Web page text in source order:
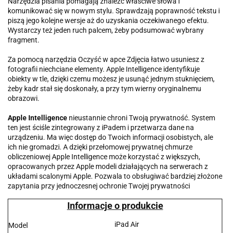
komunikować się w nowym stylu. Sprawdzają poprawność tekstu i
piszą jego kolejne wersje aż do uzyskania oczekiwanego efektu.
Wystarczy też jeden ruch palcem, żeby podsumować wybrany
fragment.
Za pomocą narzędzia Oczyść w apce Zdjęcia łatwo usuniesz z
fotografii niechciane elementy. Apple Intelligence identyfikuje
obiekty w tle, dzięki czemu możesz je usunąć jednym stuknięciem,
żeby kadr stał się doskonały, a przy tym wierny oryginalnemu
obrazowi.
Apple Intelligence nieustannie chroni Twoją prywatność. System
ten jest ściśle zintegrowany z iPadem i przetwarza dane na
urządzeniu. Ma więc dostęp do Twoich informacji osobistych, ale
ich nie gromadzi. A dzięki przełomowej prywatnej chmurze
obliczeniowej Apple Intelligence może korzystać z większych,
opracowanych przez Apple modeli działających na serwerach z
układami scalonymi Apple. Pozwala to obsługiwać bardziej złożone
zapytania przy jednoczesnej ochronie Twojej prywatności
Informacje o produkcie
Model iPad Air